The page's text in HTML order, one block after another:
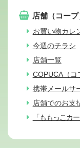
店舗（コープ
お買い物カレ
今週のチラシ
店舗一覧
COPUCA（コ
携帯メールサ
店舗でのお支
「ももっこカ